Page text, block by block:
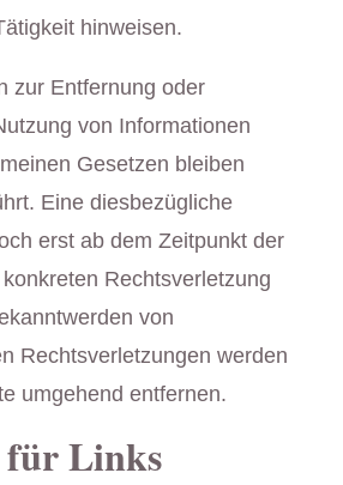
hinweisen.
zur Entfernung oder
von Informationen
Gesetzen bleiben
Eine diesbezügliche
erst ab dem Zeitpunkt der
Rechtsverletzung
von
Rechtsverletzungen werden
umgehend entfernen.
Links